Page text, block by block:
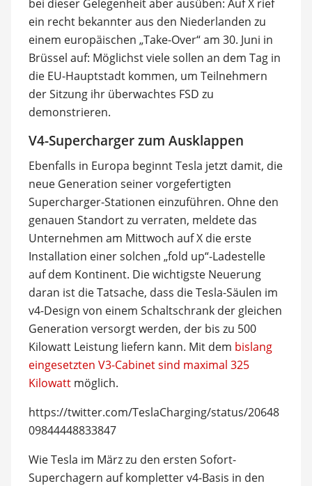
bei dieser Gelegenheit aber ausüben: Auf X rief
ein recht bekannter aus den Niederlanden zu
einem europäischen „Take-Over“ am 30. Juni in
Brüssel auf: Möglichst viele sollen an dem Tag in
die EU-Hauptstadt kommen, um Teilnehmern
der Sitzung ihr überwachtes FSD zu
demonstrieren.
V4-Supercharger zum Ausklappen
Ebenfalls in Europa beginnt Tesla jetzt damit, die
neue Generation seiner vorgefertigten
Supercharger-Stationen einzuführen. Ohne den
genauen Standort zu verraten, meldete das
Unternehmen am Mittwoch auf X die erste
Installation einer solchen „fold up“-Ladestelle
auf dem Kontinent. Die wichtigste Neuerung
daran ist die Tatsache, dass die Tesla-Säulen im
v4-Design von einem Schaltschrank der gleichen
Generation versorgt werden, der bis zu 500
Kilowatt Leistung liefern kann. Mit dem bislang
eingesetzten V3-Cabinet sind maximal 325
Kilowattmöglich.
https://twitter.com/TeslaCharging/status/20648
09844448833847
Wie Tesla im März zu den ersten Sofort-
Superchagern auf kompletter v4-Basis in den